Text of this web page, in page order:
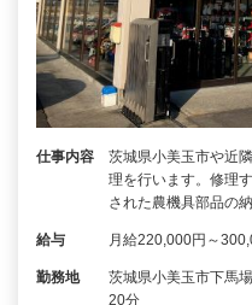
仕事内容
茨城県小美玉市や近
理を行います。修理
された農機具部品の
給与 月給220,000円～
勤務地
茨城県小美玉市下馬
20分